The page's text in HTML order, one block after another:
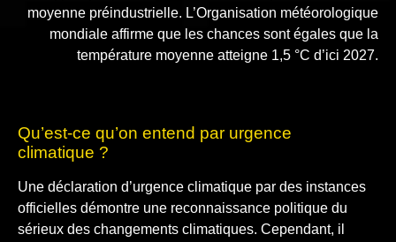
moyenne préindustrielle. L’Organisation météorologique
mondiale affirme que les chances sont égales que la
température moyenne atteigne 1,5 °C d’ici 2027.
Qu’est-ce qu’on entend par urgence
climatique ?
Une déclaration d’urgence climatique par des instances
officielles démontre une reconnaissance politique du
sérieux des changements climatiques. Cependant, il